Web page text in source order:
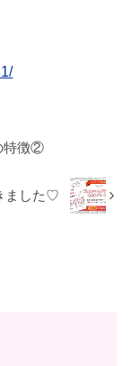
特徴②
ました♡